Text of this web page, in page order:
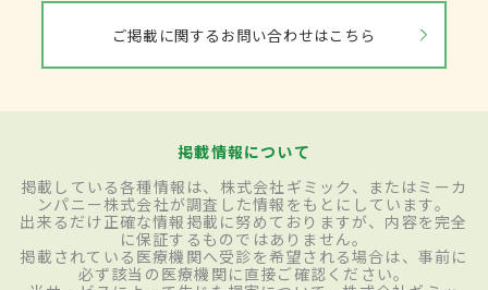
ご掲載に関するお問い合わせはこちら
掲載情報について
掲載している各種情報は、株式会社ギミック、またはミーカ
ンパニー株式会社が調査した情報をもとにしています。
出来るだけ正確な情報掲載に努めておりますが、内容を完全
に保証するものではありません。
掲載されている医療機関へ受診を希望される場合は、事前に
必ず該当の医療機関に直接ご確認ください。